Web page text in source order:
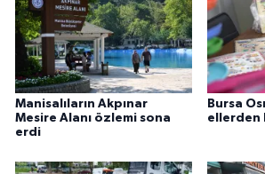
Manisalıların Akpınar
Mesire Alanı özlemi sona
erdi
Bursa
ellerden